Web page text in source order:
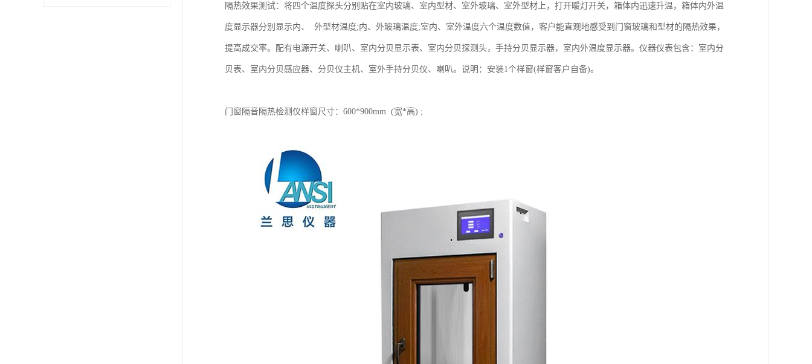
隔热效果测试：将四个温度探头分别贴在室内玻璃、室内型材、室外玻璃、室外型材上，打开暖灯开关，箱体内迅速升温，箱体内外温
度显示器分别显示内、 外型材温度;内、外玻璃温度;室内、室外温度六个温度数值，客户能直观地感受到门窗玻璃和型材的隔热效果，
提高成交率。配有电源开关、喇叭、室内分贝显示表、室内分贝探测头，手持分贝显示器，室内外温度显示器。仪器仪表包含：室内分
贝表、室内分贝感应器、分贝仪主机、室外手持分贝仪、喇叭。说明：安装1个样窗(样窗客户自备)。
门窗隔音隔热检测仪样窗尺寸：600*900mm (宽*高) ;